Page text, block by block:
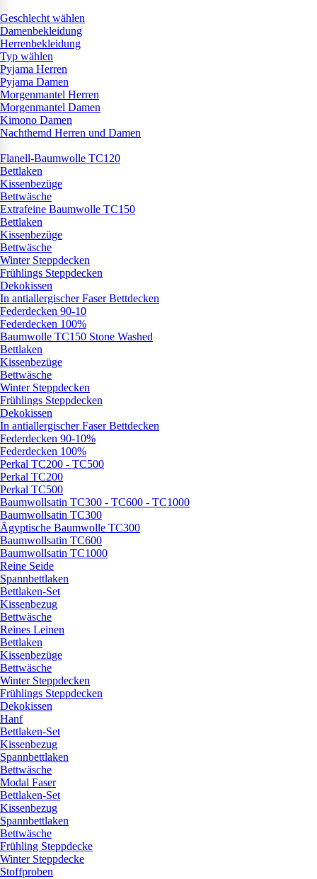
Geschlecht wählen
Damenbekleidung
Herrenbekleidung
Typ wählen
Pyjama Herren
Pyjama Damen
Morgenmantel Herren
Morgenmantel Damen
Kimono Damen
Nachthemd Herren und Damen
Flanell-Baumwolle TC120
Bettlaken
Kissenbezüge
Bettwäsche
Extrafeine Baumwolle TC150
Bettlaken
Kissenbezüge
Bettwäsche
Winter Steppdecken
Frühlings Steppdecken
Dekokissen
In antiallergischer Faser Bettdecken
Federdecken 90-10
Federdecken 100%
Baumwolle TC150 Stone Washed
Bettlaken
Kissenbezüge
Bettwäsche
Winter Steppdecken
Frühlings Steppdecken
Dekokissen
In antiallergischer Faser Bettdecken
Federdecken 90-10%
Federdecken 100%
Perkal TC200 - TC500
Perkal TC200
Perkal TC500
Baumwollsatin TC300 - TC600 - TC1000
Baumwollsatin TC300
Ägyptische Baumwolle TC300
Baumwollsatin TC600
Baumwollsatin TC1000
Reine Seide
Spannbettlaken
Bettlaken-Set
Kissenbezug
Bettwäsche
Reines Leinen
Bettlaken
Kissenbezüge
Bettwäsche
Winter Steppdecken
Frühlings Steppdecken
Dekokissen
Hanf
Bettlaken-Set
Kissenbezug
Spannbettlaken
Bettwäsche
Modal Faser
Bettlaken-Set
Kissenbezug
Spannbettlaken
Bettwäsche
Frühling Steppdecke
Winter Steppdecke
Stoffproben